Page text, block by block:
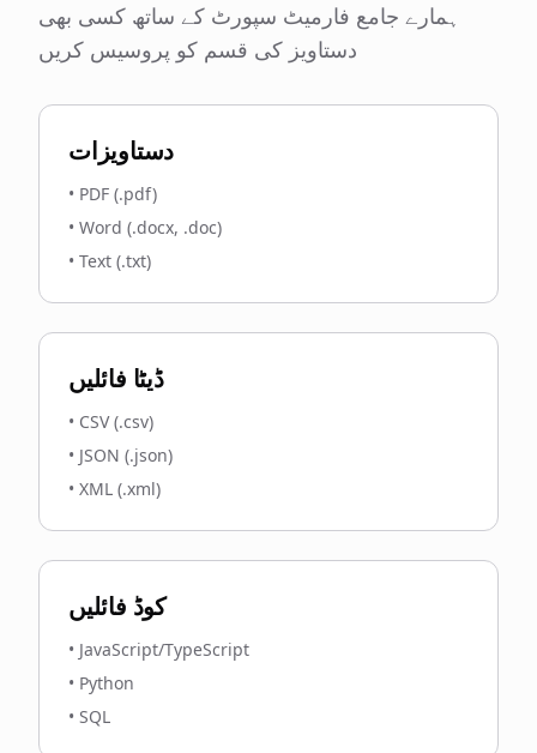
ہمارے جامع فارمیٹ سپورٹ کے ساتھ کسی بھی
دستاویز کی قسم کو پروسیس کریں
دستاویزات
• PDF (.pdf)
• Word (.docx, .doc)
• Text (.txt)
ڈیٹا فائلیں
• CSV (.csv)
• JSON (.json)
• XML (.xml)
کوڈ فائلیں
• JavaScript/TypeScript
• Python
• SQL